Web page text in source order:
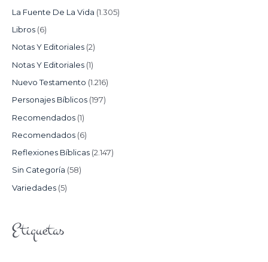
La Fuente De La Vida (1.305)
Libros (6)
Notas Y Editoriales (2)
Notas Y Editoriales (1)
Nuevo Testamento (1.216)
Personajes Bíblicos (197)
Recomendados (1)
Recomendados (6)
Reflexiones Bíblicas (2.147)
Sin Categoría (58)
Variedades (5)
Etiquetas